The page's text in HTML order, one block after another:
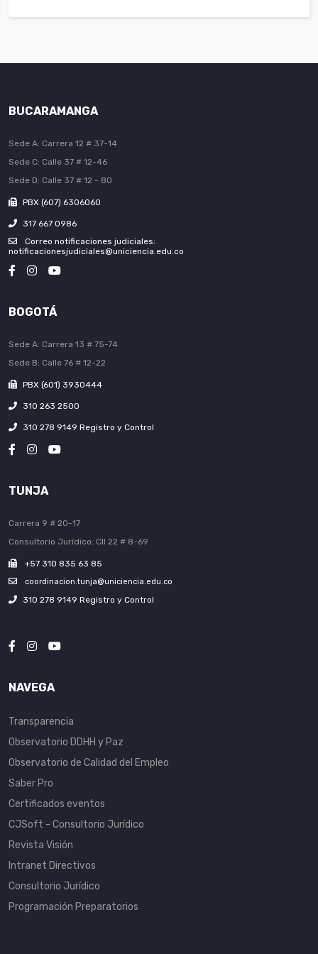
BUCARAMANGA
Sede A: Carrera 12 # 37-14
Sede C: Calle 37 # 12-46
Sede D: Calle 37 # 12 - 80
PBX (607) 6306060
317 667 0986
Correo notificaciones judiciales:
notificacionesjudiciales@uniciencia.edu.co
BOGOTÁ
Sede A: Carrera 13 # 75-74
Sede B: Calle 76 # 12-22
PBX (601) 3930444
310 263 2500
310 278 9149 Registro y Control
TUNJA
Carrera 9 # 20-17
Consultorio Jurídico: Cll 22 # 8-69
+57 310 835 63 85
coordinacion.tunja@uniciencia.edu.co
310 278 9149 Registro y Control
NAVEGA
Transparencia
Observatorio DDHH y Paz
Observatorio de Calidad del Empleo
Saber Pro
Certificados eventos
CJSoft - Consultorio Jurídico
Revista Visión
Intranet Directivos
Consultorio Jurídico
Programación Preparatorios